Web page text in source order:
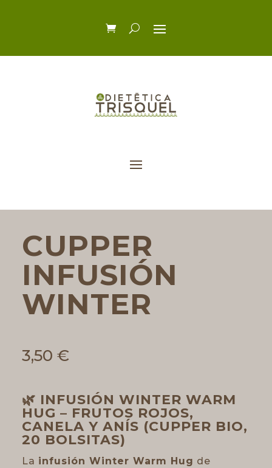
CUPPER
INFUSIÓN
WINTER
3,50 €
🌿 INFUSIÓN WINTER WARM
HUG – FRUTOS ROJOS,
CANELA Y ANÍS (CUPPER BIO,
20 BOLSITAS)
La infusión Winter Warm Hug de